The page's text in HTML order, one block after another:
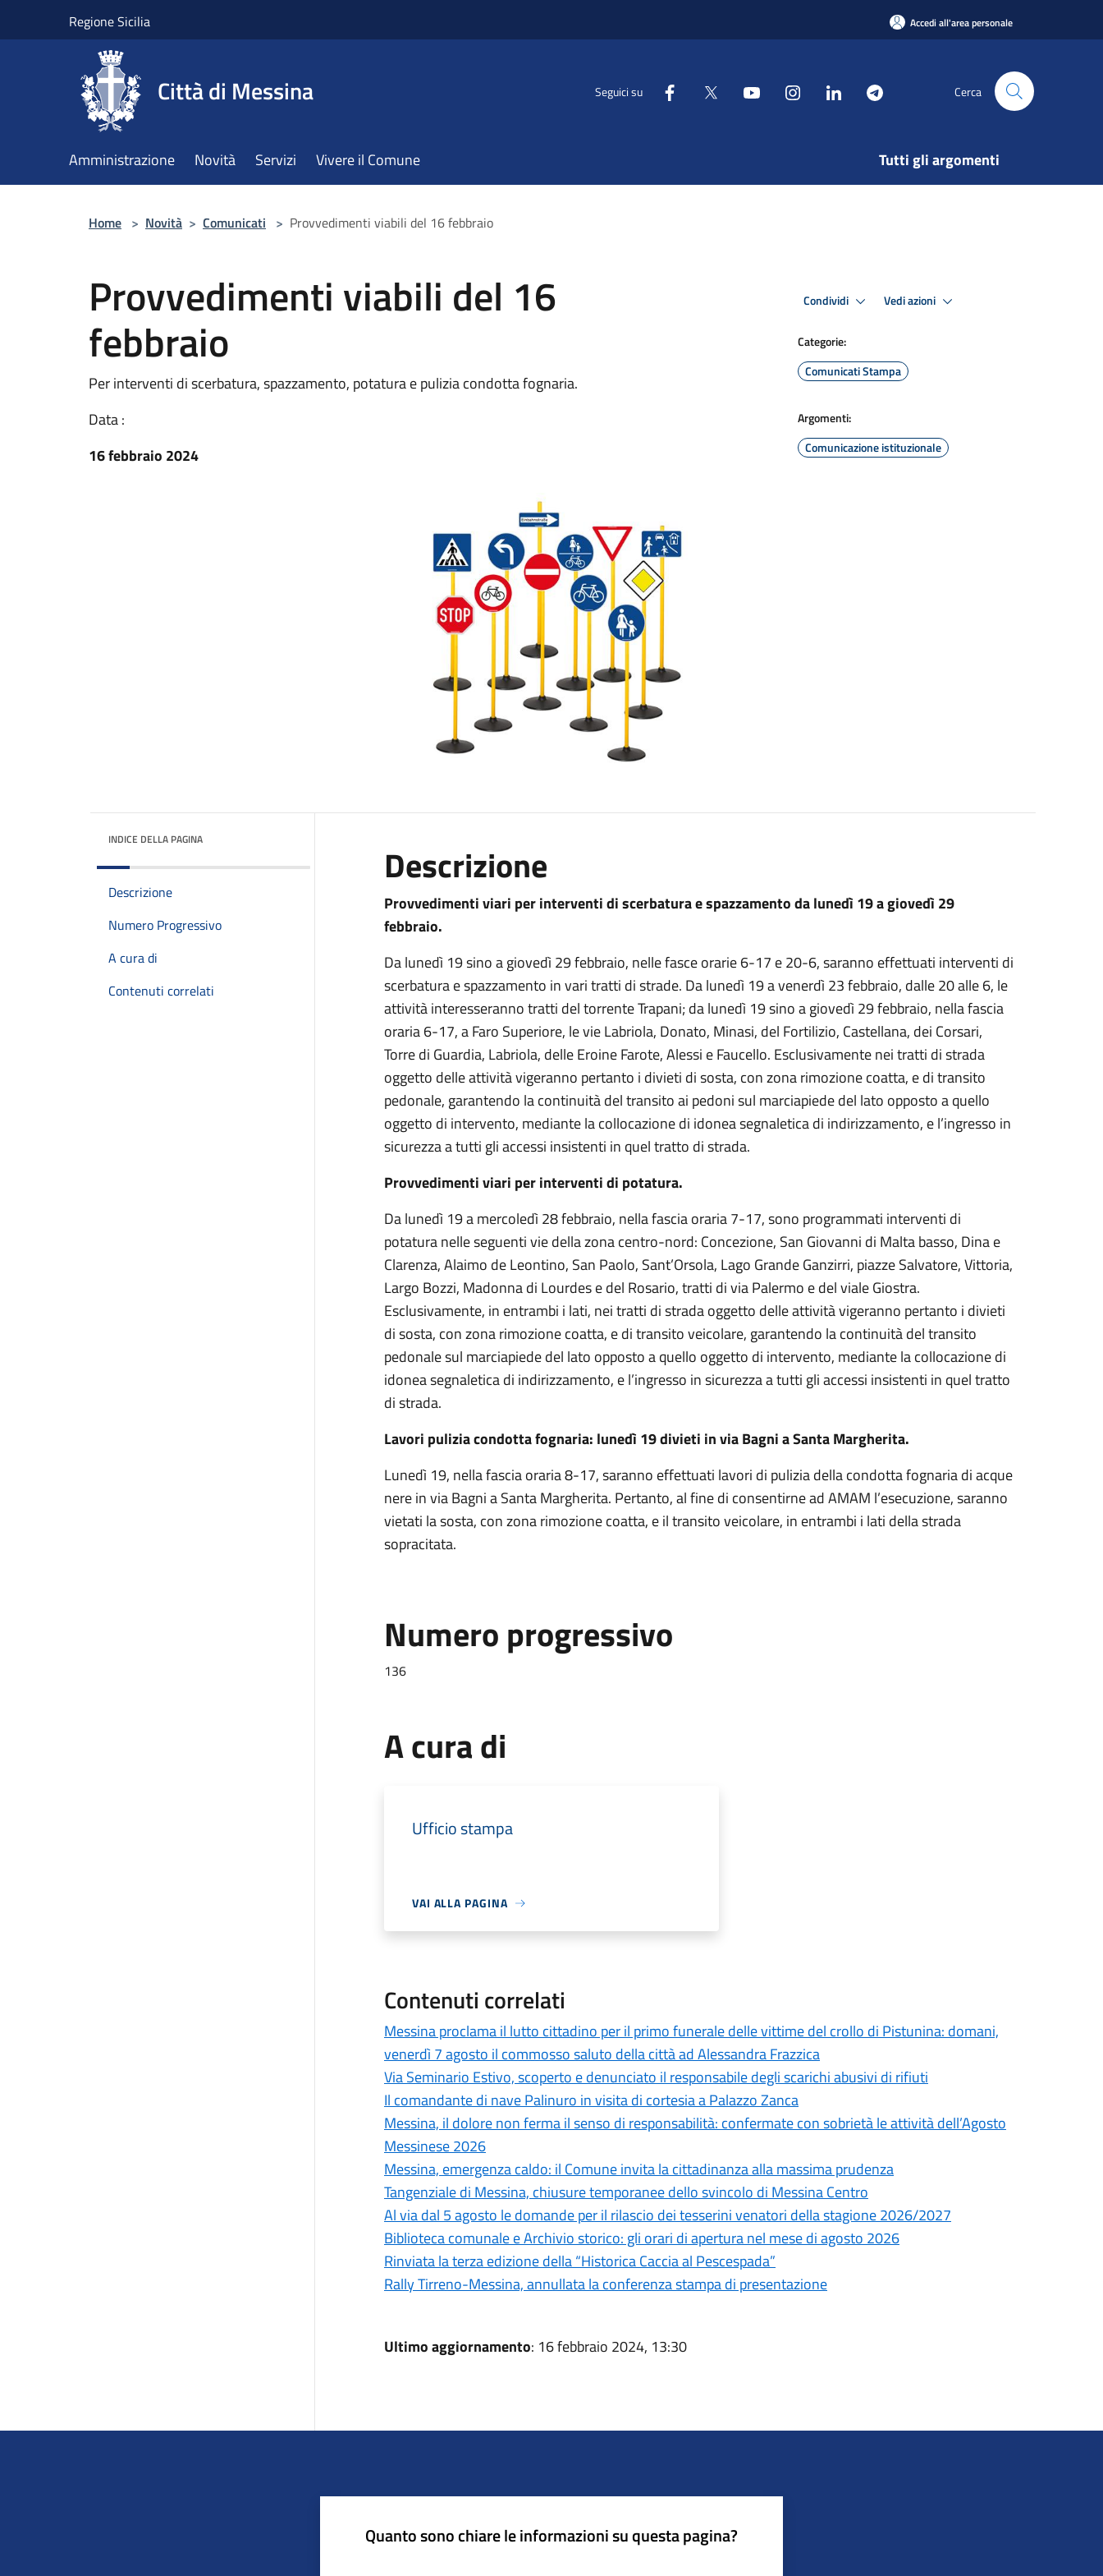
Regione Sicilia Accedi all'area personale
Città di Messina Seguici su Cerca
Amministrazione Novità Servizi Vivere il Comune Tutti gli argomenti
Home > Novità > Comunicati > Provvedimenti viabili del 16 febbraio
Provvedimenti viabili del 16
febbraio
Per interventi di scerbatura, spazzamento, potatura e pulizia condotta fognaria.
Data :
16 febbraio 2024
Condividi Vedi azioni
Categorie:
Comunicati Stampa
Argomenti:
Comunicazione istituzionale
INDICE DELLA PAGINA
Descrizione
Numero Progressivo
A cura di
Contenuti correlati
Descrizione
Provvedimenti viari per interventi di scerbatura e spazzamento da lunedì 19 a giovedì 29
febbraio.
Da lunedì 19 sino a giovedì 29 febbraio, nelle fasce orarie 6-17 e 20-6, saranno effettuati interventi di
scerbatura e spazzamento in vari tratti di strade. Da lunedì 19 a venerdì 23 febbraio, dalle 20 alle 6, le
attività interesseranno tratti del torrente Trapani; da lunedì 19 sino a giovedì 29 febbraio, nella fascia
oraria 6-17, a Faro Superiore, le vie Labriola, Donato, Minasi, del Fortilizio, Castellana, dei Corsari,
Torre di Guardia, Labriola, delle Eroine Farote, Alessi e Faucello. Esclusivamente nei tratti di strada
oggetto delle attività vigeranno pertanto i divieti di sosta, con zona rimozione coatta, e di transito
pedonale, garantendo la continuità del transito ai pedoni sul marciapiede del lato opposto a quello
oggetto di intervento, mediante la collocazione di idonea segnaletica di indirizzamento, e l’ingresso in
sicurezza a tutti gli accessi insistenti in quel tratto di strada.
Provvedimenti viari per interventi di potatura.
Da lunedì 19 a mercoledì 28 febbraio, nella fascia oraria 7-17, sono programmati interventi di
potatura nelle seguenti vie della zona centro-nord: Concezione, San Giovanni di Malta basso, Dina e
Clarenza, Alaimo de Leontino, San Paolo, Sant’Orsola, Lago Grande Ganzirri, piazze Salvatore, Vittoria,
Largo Bozzi, Madonna di Lourdes e del Rosario, tratti di via Palermo e del viale Giostra.
Esclusivamente, in entrambi i lati, nei tratti di strada oggetto delle attività vigeranno pertanto i divieti
di sosta, con zona rimozione coatta, e di transito veicolare, garantendo la continuità del transito
pedonale sul marciapiede del lato opposto a quello oggetto di intervento, mediante la collocazione di
idonea segnaletica di indirizzamento, e l’ingresso in sicurezza a tutti gli accessi insistenti in quel tratto
di strada.
Lavori pulizia condotta fognaria: lunedì 19 divieti in via Bagni a Santa Margherita.
Lunedì 19, nella fascia oraria 8-17, saranno effettuati lavori di pulizia della condotta fognaria di acque
nere in via Bagni a Santa Margherita. Pertanto, al fine di consentirne ad AMAM l’esecuzione, saranno
vietati la sosta, con zona rimozione coatta, e il transito veicolare, in entrambi i lati della strada
sopracitata.
Numero progressivo
136
A cura di
Ufficio stampa
VAI ALLA PAGINA
Contenuti correlati
Messina proclama il lutto cittadino per il primo funerale delle vittime del crollo di Pistunina: domani,
venerdì 7 agosto il commosso saluto della città ad Alessandra Frazzica
Via Seminario Estivo, scoperto e denunciato il responsabile degli scarichi abusivi di rifiuti
Il comandante di nave Palinuro in visita di cortesia a Palazzo Zanca
Messina, il dolore non ferma il senso di responsabilità: confermate con sobrietà le attività dell’Agosto
Messinese 2026
Messina, emergenza caldo: il Comune invita la cittadinanza alla massima prudenza
Tangenziale di Messina, chiusure temporanee dello svincolo di Messina Centro
Al via dal 5 agosto le domande per il rilascio dei tesserini venatori della stagione 2026/2027
Biblioteca comunale e Archivio storico: gli orari di apertura nel mese di agosto 2026
Rinviata la terza edizione della “Historica Caccia al Pescespada”
Rally Tirreno-Messina, annullata la conferenza stampa di presentazione
Ultimo aggiornamento: 16 febbraio 2024, 13:30
Quanto sono chiare le informazioni su questa pagina?